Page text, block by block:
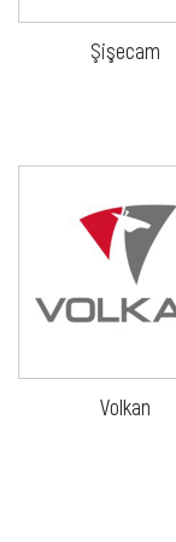
Şişecam
Volkan